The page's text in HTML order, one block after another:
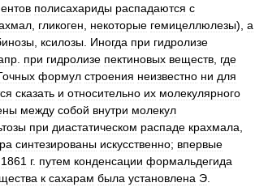
полисахариды распадаются с
гликоген некоторые гемицеллюлезы), а
ксилозы Иногда при гидролизе
при гидролизе пектиновых веществ где
формул строения неизвестно ни для
сказать и относительно их молекулярного
между собой внутри молекул
при диастатическом распаде крахмала
синтезированы искусственно; впервые
1861 г. путем конденсации формальдегида
к сахарам была установлена Э